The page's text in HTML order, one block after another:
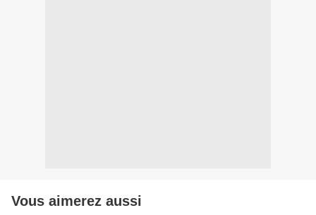
Vous aimerez aussi